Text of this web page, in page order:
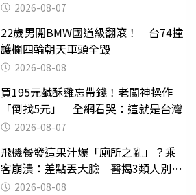
2026-08-07
22歲男開BMW國道級翻滾！ 台74撞
護欄四輪朝天車頭全毀
2026-08-08
買195元鹹酥雞忘帶錢！老闆神操作
「倒找5元」 全網看哭：這就是台灣
2026-08-07
飛機餐發這果汁爆「廁所之亂」？乘
客崩潰：差點丟大臉 醫揭3類人別亂
喝 2026-08-08